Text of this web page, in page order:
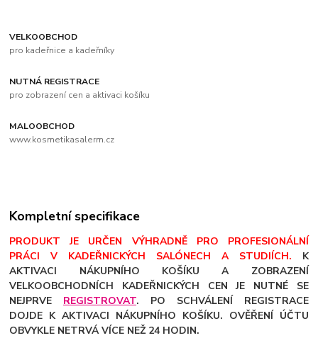
VELKOOBCHOD
pro kadeřnice a kadeřníky
NUTNÁ REGISTRACE
pro zobrazení cen a aktivaci košíku
MALOOBCHOD
www.kosmetikasalerm.cz
Kompletní specifikace
PRODUKT JE URČEN VÝHRADNĚ PRO PROFESIONÁLNÍ
PRÁCI V KADEŘNICKÝCH SALÓNECH A STUDIÍCH. K
AKTIVACI NÁKUPNÍHO KOŠÍKU A ZOBRAZENÍ
VELKOOBCHODNÍCH KADEŘNICKÝCH CEN JE NUTNÉ SE
NEJPRVE REGISTROVAT. PO SCHVÁLENÍ REGISTRACE
DOJDE K AKTIVACI NÁKUPNÍHO KOŠÍKU. OVĚŘENÍ ÚČTU
OBVYKLE NETRVÁ VÍCE NEŽ 24 HODIN.